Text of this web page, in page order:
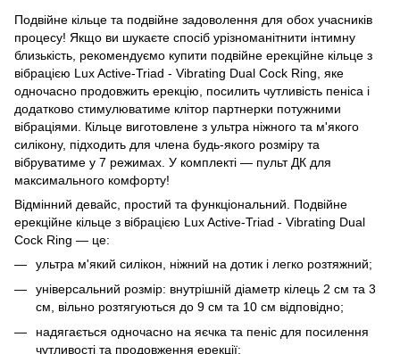
Подвійне кільце та подвійне задоволення для обох учасників
процесу! Якщо ви шукаєте спосіб урізноманітнити інтимну
близькість, рекомендуємо купити подвійне ерекційне кільце з
вібрацією Lux Active-Triad - Vibrating Dual Cock Ring, яке
одночасно продовжить ерекцію, посилить чутливість пеніса і
додатково стимулюватиме клітор партнерки потужними
вібраціями. Кільце виготовлене з ультра ніжного та м'якого
силікону, підходить для члена будь-якого розміру та
вібруватиме у 7 режимах. У комплекті — пульт ДК для
максимального комфорту!
Відмінний девайс, простий та функціональний. Подвійне
ерекційне кільце з вібрацією Lux Active-Triad - Vibrating Dual
Cock Ring — це:
ультра м'який силікон, ніжний на дотик і легко розтяжний;
універсальний розмір: внутрішній діаметр кілець 2 см та 3
см, вільно розтягуються до 9 см та 10 см відповідно;
надягається одночасно на яєчка та пеніс для посилення
чутливості та продовження ерекції;